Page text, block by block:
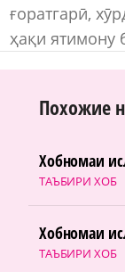
ғоратгарӣ,
ҳақи ятимону
Похожие
ТАЪБИРИ ХОБ
Хобномаи
ТАЪБИРИ ХОБ
Хобномаи